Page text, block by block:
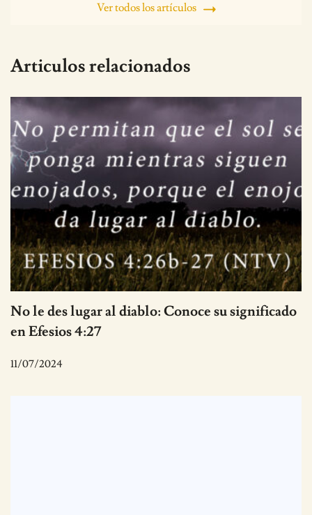
Ver todos los artículos
Articulos relacionados
No le des lugar al diablo: Conoce su significado
en Efesios 4:27
11/07/2024